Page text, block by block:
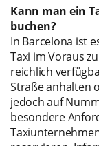
Kann man ein
buchen?
In Barcelona ist
Taxi im Voraus
reichlich
Straße anhalten
jedoch auf
besondere